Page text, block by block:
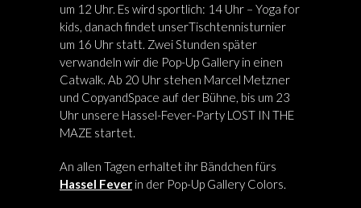
um 12 Uhr. Es wird sportlich: 14 Uhr – Yoga for
kids, danach findet unserTischtennisturnier
um 16 Uhr statt. Zwei Stunden später
verwandeln wir die Pop-Up Gallery in einen
Catwalk. Ab 20 Uhr stehen Marcel Metzner
und CopyandSpace auf der Bühne, bis um 23
Uhr unsere Hassel-Fever-Party LOST IN THE
MAZE startet.
An allen Tagen erhaltet ihr Bändchen fürs
Hassel Fever in der Pop-Up Gallery Colors.